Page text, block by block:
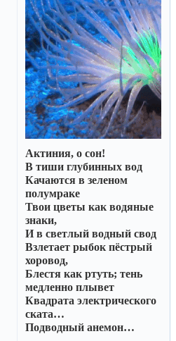
Актиния, о сон!
В тиши глубинных вод
Качаются в зеленом
полумраке
Твои цветы как водяные
знаки,
И в светлый водный свод
Взлетает рыбок пёстрый
хоровод,
Блестя как ртуть; тень
медленно плывет
Квадрата электрического
ската…
Подводный анемон…